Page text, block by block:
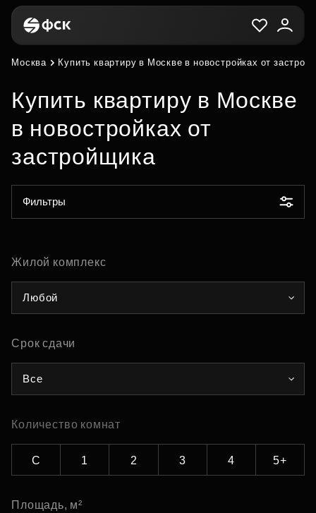
Москва Купить квартиру в Москве в новостройках от
Купить квартиру в Москве
в новостройках от
застройщика
Фильтры
Жилой комплекс
Любой
Срок сдачи
Все
Количество комнат
С 1 2 3 4 5+
Площадь, м²